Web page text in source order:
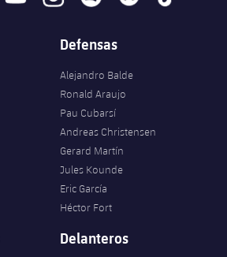
Defensas
Alejandro Balde
Ronald Araujo
Pau Cubarsí
Andreas Christensen
Gerard Martín
Jules Kounde
Eric García
Héctor Fort
Delanteros